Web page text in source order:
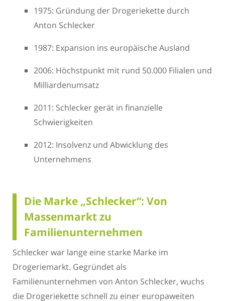
1975: Gründung der Drogeriekette durch
Anton Schlecker
1987: Expansion ins europäische Ausland
2006: Höchstpunkt mit rund 50.000 Filialen und
Milliardenumsatz
2011: Schlecker gerät in finanzielle
Schwierigkeiten
2012: Insolvenz und Abwicklung des
Unternehmens
Die Marke „Schlecker“: Von
Massenmarkt zu
Familienunternehmen
Schlecker war lange eine starke Marke im
Drogeriemarkt. Gegründet als
Familienunternehmen von Anton Schlecker, wuchs
die Drogeriekette schnell zu einer europaweiten